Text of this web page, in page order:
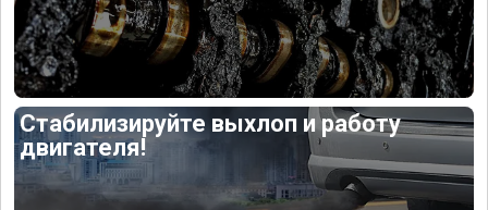
Стабилизируйте выхлоп и работу
двигателя!